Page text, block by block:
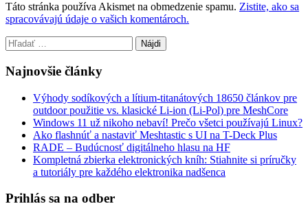
Táto stránka používa Akismet na obmedzenie spamu. Zistite, ako sa
spracovávajú údaje o vašich komentároch.
Hľadať:
Najnovšie články
Výhody sodíkových a lítium-titanátových 18650 článkov pre
outdoor použitie vs. klasické Li-ion (Li-Pol) pre MeshCore
Windows 11 už nikoho nebaví! Prečo všetci používajú Linux?
Ako flashnúť a nastaviť Meshtastic s UI na T-Deck Plus
RADE – Budúcnosť digitálneho hlasu na HF
Kompletná zbierka elektronických kníh: Stiahnite si príručky
a tutoriály pre každého elektronika nadšenca
Prihlás sa na odber